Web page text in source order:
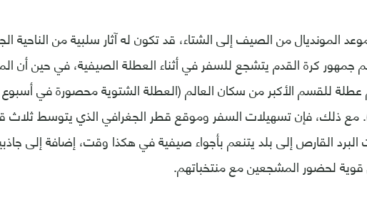
المونديال من الصيف إلى الشتاء، قد تكون له آثار سلبية من الناحية
كرة القدم يتشجع للسفر في أثناء العطلة الصيفية، في حين أن
للقسم الأكبر من سكان العالم (العطلة الشتوية محصورة في أسبوع
مع ذلك، فإن تسهيلات السفر وموقع قطر الجغرافي الذي يتوسط ثلاث
البرد القارص إلى بلد يتنعم بأجواء صيفية في هكذا وقت، إضافة إلى
لحضور المشجعين مع منتخباتهم.